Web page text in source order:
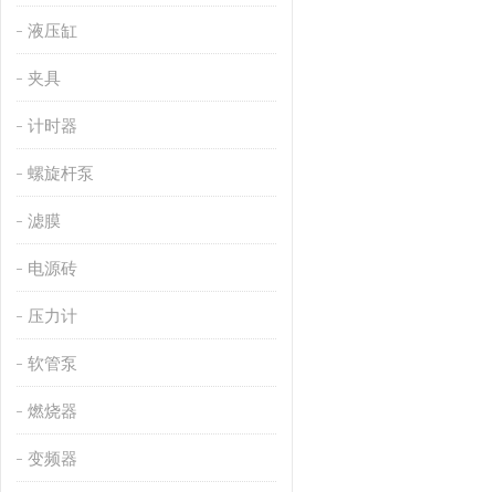
液压缸
夹具
计时器
螺旋杆泵
滤膜
电源砖
压力计
软管泵
燃烧器
变频器